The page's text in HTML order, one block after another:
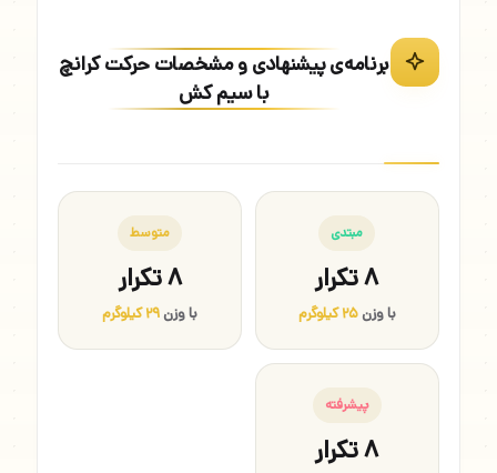
برنامه‌ی پیشنهادی و مشخصات حرکت کرانچ
با سیم کش
مبتدی
۸ تکرار
با وزن۲۵ کیلوگرم
متوسط
۸ تکرار
با وزن۲۹ کیلوگرم
پیشرفته
۸ تکرار